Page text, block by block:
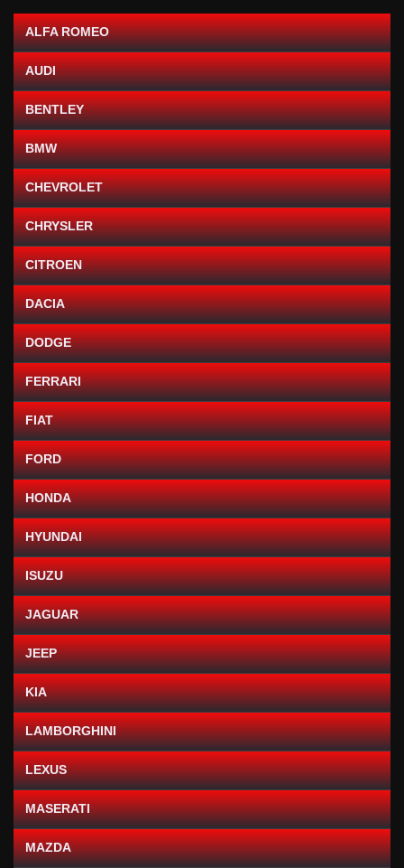
ALFA ROMEO
AUDI
BENTLEY
BMW
CHEVROLET
CHRYSLER
CITROEN
DACIA
DODGE
FERRARI
FIAT
FORD
HONDA
HYUNDAI
ISUZU
JAGUAR
JEEP
KIA
LAMBORGHINI
LEXUS
MASERATI
MAZDA